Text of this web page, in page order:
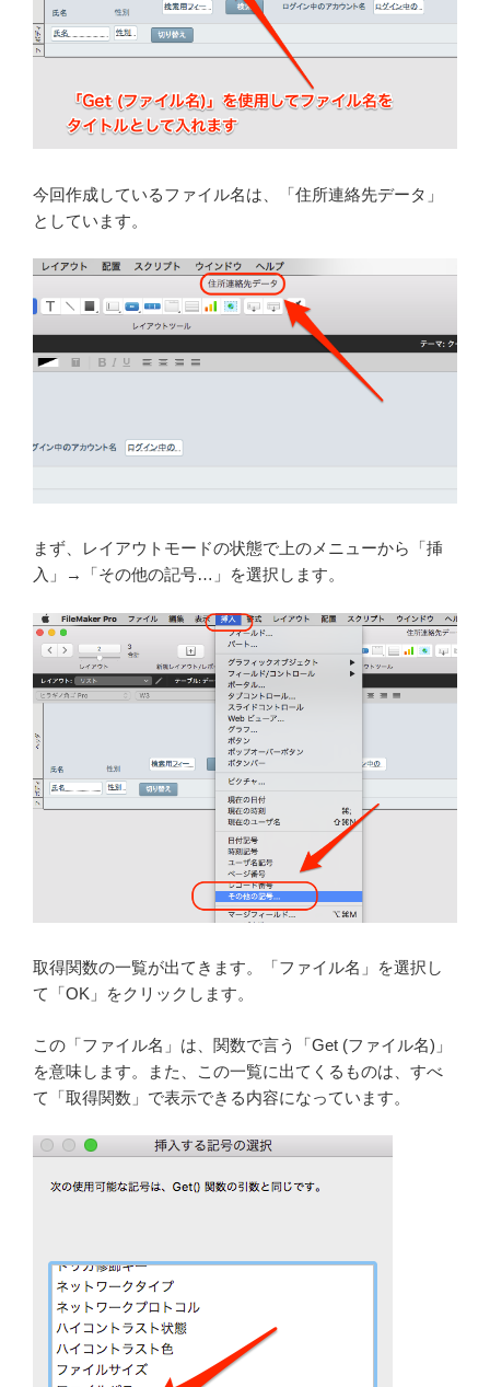
今回作成しているファイル名は、「住所連絡先データ」
としています。
まず、レイアウトモードの状態で上のメニューから「挿
入」→「その他の記号…」を選択します。
取得関数の一覧が出てきます。「ファイル名」を選択し
て「OK」をクリックします。
この「ファイル名」は、関数で言う「Get (ファイル名)」
を意味します。また、この一覧に出てくるものは、すべ
て「取得関数」で表示できる内容になっています。